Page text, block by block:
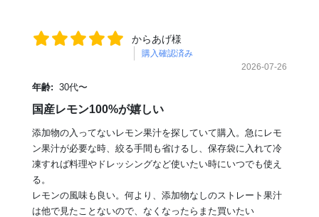
からあげ様
購入確認済み
2026-07-26
年齢: 30代〜
国産レモン100%が嬉しい
添加物の入ってないレモン果汁を探していて購入。急にレモ
ン果汁が必要な時、絞る手間も省けるし、保存袋に入れて冷
凍すれば料理やドレッシングなど使いたい時にいつでも使え
る。
レモンの風味も良い。何より、添加物なしのストレート果汁
は他で見たことないので、なくなったらまた買いたい